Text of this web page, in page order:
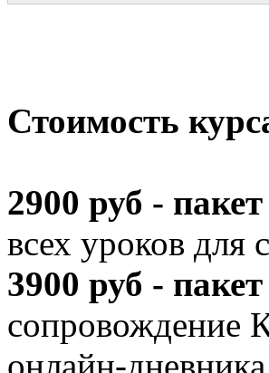
Стоимость
2900 руб -
всех уроков для
3900 руб -
сопровождение